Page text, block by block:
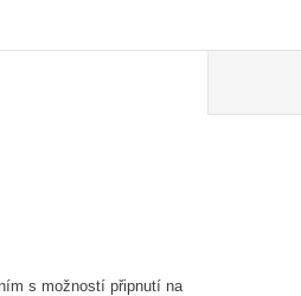
s možností připnutí na